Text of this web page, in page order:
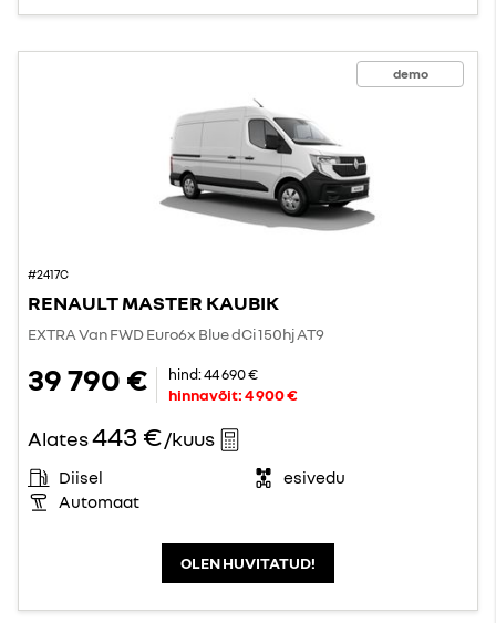
demo
#2417C
RENAULT MASTER KAUBIK
EXTRA Van FWD Euro6x Blue dCi 150hj AT9
39 790 € hind:44 690 €
hinnavõit:4 900 €
Alates443 €/kuus
Diisel
esivedu
Automaat
OLEN HUVITATUD!